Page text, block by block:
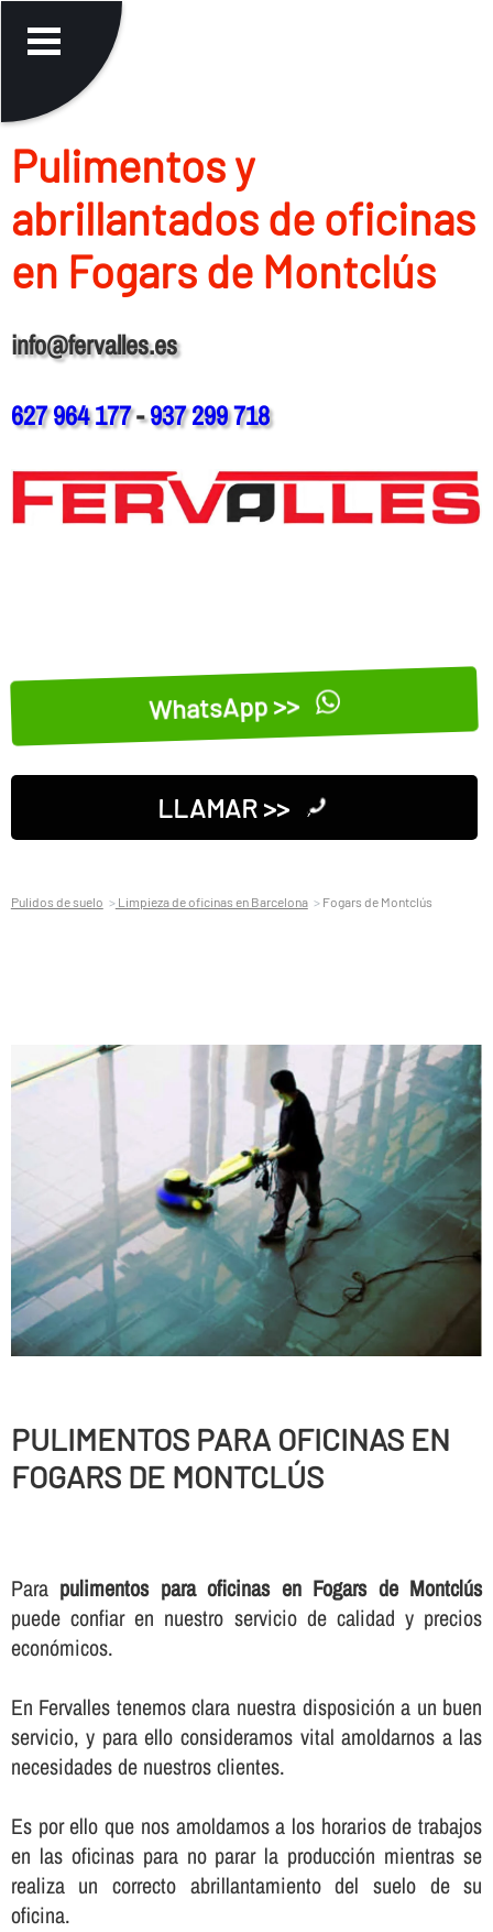
Pulimentos y
abrillantados de oficinas
en Fogars de Montclús
info@fervalles.es
627 964 177-937 299 718
WhatsApp >>
LLAMAR >>
Pulidos de suelo Limpieza de oficinas en Barcelona Fogars de Montclús
PULIMENTOS PARA OFICINAS EN
FOGARS DE MONTCLÚS
Para pulimentos para oficinas en Fogars de Montclús
puede confiar en nuestro servicio de calidad y precios
económicos.
En Fervalles tenemos clara nuestra disposición a un buen
servicio, y para ello consideramos vital amoldarnos a las
necesidades de nuestros clientes.
Es por ello que nos amoldamos a los horarios de trabajos
en las oficinas para no parar la producción mientras se
realiza un correcto abrillantamiento del suelo de su
oficina.